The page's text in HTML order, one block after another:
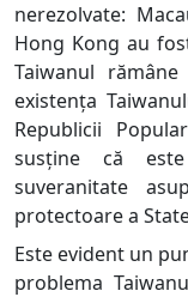
nerezolvate:
Hong Kong au
Taiwanul
existența
Republicii
susține că
suveranitate
protectoare a
Este evident un
problema